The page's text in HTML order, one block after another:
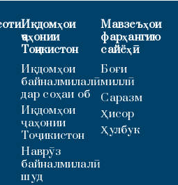
Иқдомҳои
ҷаҳонии
Тоҷикистон
Иқдомҳои
байналмилалӣ
дар соҳаи об
Иқдомҳои
ҷаҳонии
Тоҷикистон
Наврӯз
байналмилалӣ
шуд
Мавзеъҳои
фарҳангию
сайёҳӣ
Боғи
миллӣ
Саразм
Ҳисор
Ҳулбук